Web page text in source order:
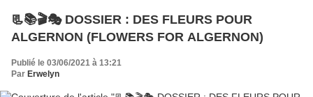
📃📚🎬🎭 DOSSIER : DES FLEURS POUR
ALGERNON (FLOWERS FOR ALGERNON)
Publié le 03/06/2021 à 13:21
Par Erwelyn